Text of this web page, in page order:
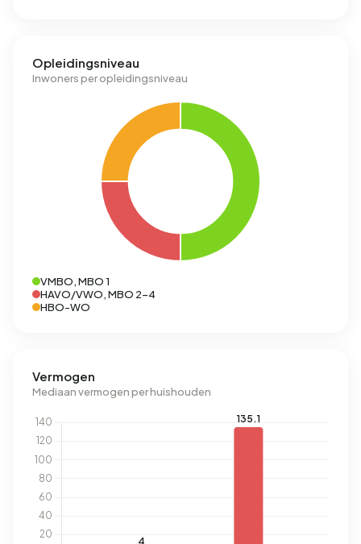
Opleidingsniveau
Inwoners per opleidingsniveau
VMBO, MBO 1
HAVO/VWO, MBO 2-4
HBO-WO
Vermogen
Mediaan vermogen per huishouden